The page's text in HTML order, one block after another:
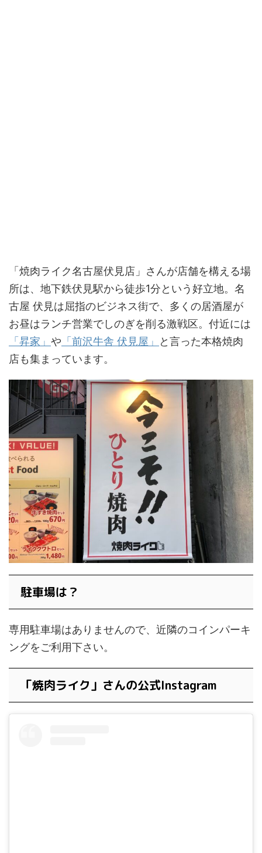
「焼肉ライク名古屋伏見店」さんが店舗を構える場
所は、地下鉄伏見駅から徒歩1分という好立地。名
古屋 伏見は屈指のビジネス街で、多くの居酒屋が
お昼はランチ営業でしのぎを削る激戦区。付近には
「昇家」 や 「前沢牛舎 伏見屋」
と言った本格焼肉
店も集まっています。
駐車場は？
専用駐車場はありませんので、近隣のコインパーキ
ングをご利用下さい。
「焼肉ライク」さんの公式Instagram